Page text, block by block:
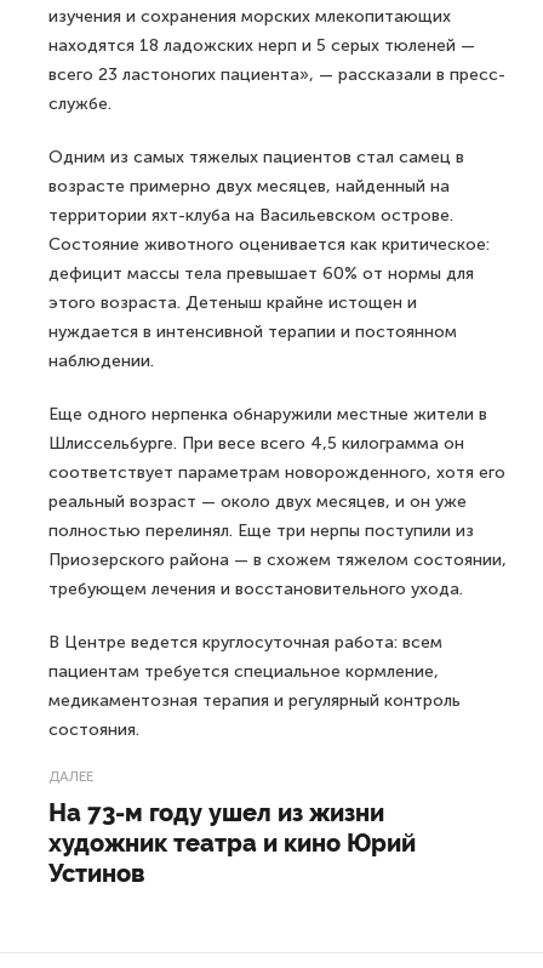
изучения и сохранения морских млекопитающих
находятся 18 ладожских нерп и 5 серых тюленей —
всего 23 ластоногих пациента», — рассказали в пресс-
службе.
Одним из самых тяжелых пациентов стал самец в
возрасте примерно двух месяцев, найденный на
территории яхт-клуба на Васильевском острове.
Состояние животного оценивается как критическое:
дефицит массы тела превышает 60% от нормы для
этого возраста. Детеныш крайне истощен и
нуждается в интенсивной терапии и постоянном
наблюдении.
Еще одного нерпенка обнаружили местные жители в
Шлиссельбурге. При весе всего 4,5 килограмма он
соответствует параметрам новорожденного, хотя его
реальный возраст — около двух месяцев, и он уже
полностью перелинял. Еще три нерпы поступили из
Приозерского района — в схожем тяжелом состоянии,
требующем лечения и восстановительного ухода.
В Центре ведется круглосуточная работа: всем
пациентам требуется специальное кормление,
медикаментозная терапия и регулярный контроль
состояния.
ДАЛЕЕ
На 73-м году ушел из жизни
художник театра и кино Юрий
Устинов